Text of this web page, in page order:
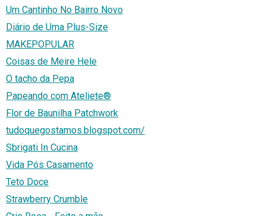
Um Cantinho No Bairro Novo
Diário de Uma Plus-Size
MAKEPOPULAR
Coisas de Meire Hele
O tacho da Pepa
Papeando com Ateliete®
Flor de Baunilha Patchwork
tudoquegostamos.blogspot.com/
Sbrigati In Cucina
Vida Pós Casamento
Teto Doce
Strawberry Crumble